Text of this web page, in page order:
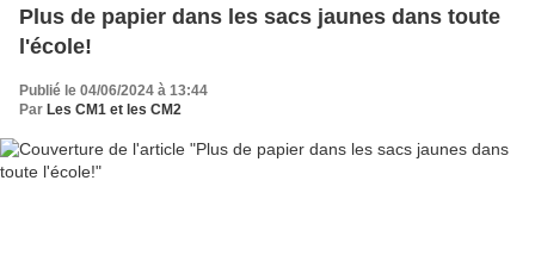
Plus de papier dans les sacs jaunes dans toute
l'école!
Publié le 04/06/2024 à 13:44
Par Les CM1 et les CM2